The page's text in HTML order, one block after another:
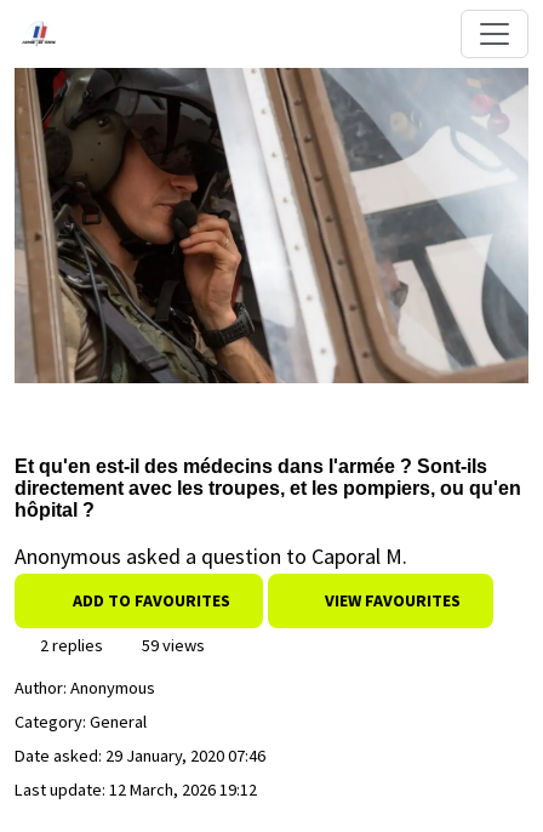
Et qu'en est-il des médecins dans l'armée ? Sont-ils
directement avec les troupes, et les pompiers, ou qu'en
hôpital ?
Anonymous asked a question to Caporal M.
ADD TO FAVOURITES VIEW FAVOURITES
2 replies
59 views
Author: Anonymous
Category: General
Date asked: 29 January, 2020 07:46
Last update: 12 March, 2026 19:12